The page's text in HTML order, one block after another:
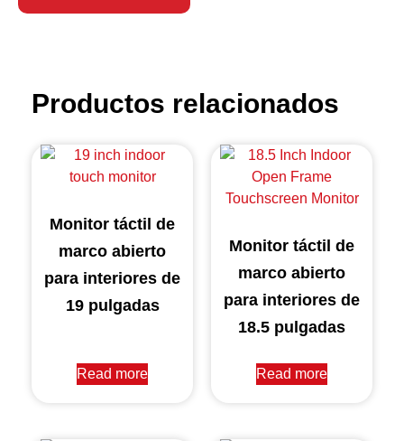
Productos relacionados
Monitor táctil de
marco abierto
para interiores de
19 pulgadas
Read more
Monitor táctil de
marco abierto
para interiores de
18.5 pulgadas
Read more